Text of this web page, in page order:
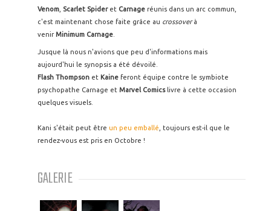
Venom Scarlet Spideret Carnage réunis dans un arc commun,
c'est maintenant chose faite grâce au crossoverà
venirMinimum Carnage
Jusque là nous n'avions que peu d'informations mais
aujourd'hui le synopsis a été dévoilé.
Flash Thompson et Kaine feront équipe contre le symbiote
psychopathe Carnage et Marvel Comicslivre à cette occasion
quelques visuels.
Kani s'était peut être un peu emballé , toujours est-il que le
rendez-vous est pris en Octobre !
GALERIE